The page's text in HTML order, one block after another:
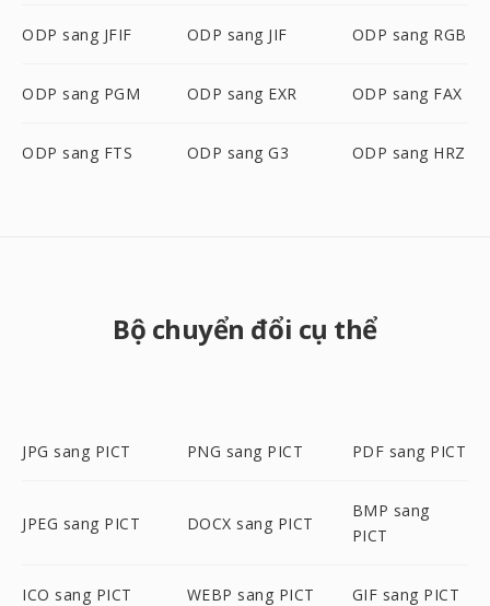
ODP sang JFIF ODP sang JIF ODP sang RGB
ODP sang PGM ODP sang EXR ODP sang FAX
ODP sang FTS ODP sang G3 ODP sang HRZ
Bộ chuyển đổi cụ thể
JPG sang PICT PNG sang PICT PDF sang PICT
JPEG sang PICT DOCX sang PICT
BMP sang
PICT
ICO sang PICT WEBP sang PICT GIF sang PICT